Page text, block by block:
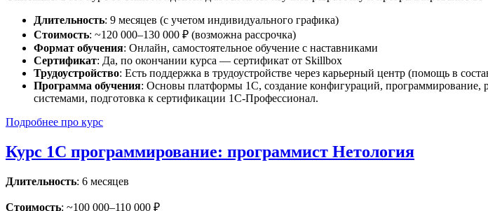
Длительность: 9 месяцев (с учетом индивидуального графика)
Стоимость: ~120 000–130 000 ₽ (возможна рассрочка)
Формат обучения: Онлайн, самостоятельное обучение с наставниками
Сертификат: Да, по окончании курса — сертификат от Skillbox
Трудоустройство: Есть поддержка в трудоустройстве через карьерный центр (помощь в
Программа обучения: Основы платформы 1С, создание конфигураций, программирование,
системами, подготовка к сертификации 1С‑Профессионал.
Подробнее про курс
Курс 1С программирование: программист Нетология
Длительность: 6 месяцев
Стоимость: ~100 000–110 000 ₽